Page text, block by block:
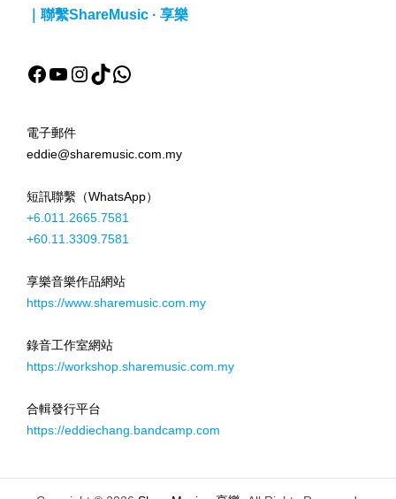
｜聯繫ShareMusic · 享樂
Facebook
YouTube
Instagram
TikTokWhatsApp
電子郵件
eddie@sharemusic.com.my
短訊聯繫（WhatsApp）
+6.011.2665.7581
+60.11.3309.7581
享樂音樂作品網站
https://www.sharemusic.com.my
錄音工作室網站
https://workshop.sharemusic.com.my
合輯發行平台
https://eddiechang.bandcamp.com